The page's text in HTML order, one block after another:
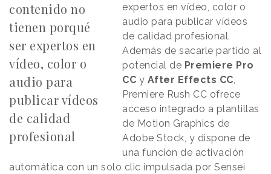
contenido no
tienen porqué
ser expertos en
vídeo, color o
audio para
publicar vídeos
de calidad
profesional
expertos en vídeo, color o
audio para publicar vídeos
de calidad profesional.
Además de sacarle partido al
potencial de Premiere Pro
CC y After Effects CC,
Premiere Rush CC ofrece
acceso integrado a plantillas
de Motion Graphics de
Adobe Stock, y dispone de
una función de activación
automática con un solo clic impulsada por Sensei